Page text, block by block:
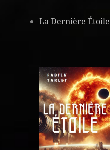
La Dernière Étoile